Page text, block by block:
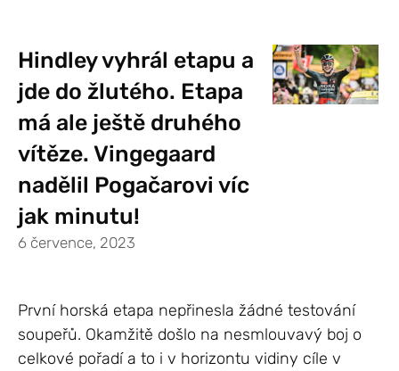
Hindley vyhrál etapu a
jde do žlutého. Etapa
má ale ještě druhého
vítěze. Vingegaard
nadělil Pogačarovi víc
jak minutu!
6 července, 2023
První horská etapa nepřinesla žádné testování
soupeřů. Okamžitě došlo na nesmlouvavý boj o
celkové pořadí a to i v horizontu vidiny cíle v